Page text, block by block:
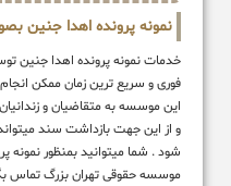
نمونه پرونده اهدا جنین
خدمات نمونه پرونده اهدا جنین
فوری و سریع ترین زمان ممکن
این موسسه به متقاضیان و
و از این جهت بازداشت سند
شود . شما میتوانید بمنظور نمونه
موسسه حقوقی تهران بزرگ تماس